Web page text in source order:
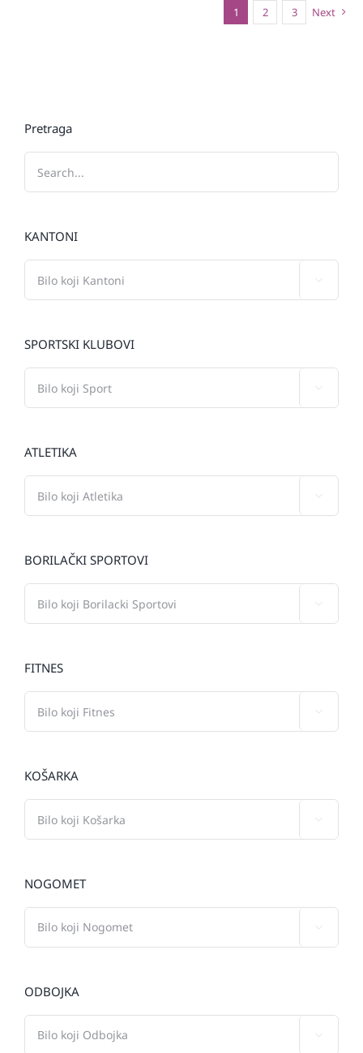
1 2 3 Next
Pretraga
KANTONI
SPORTSKI KLUBOVI
ATLETIKA
BORILAČKI SPORTOVI
FITNES
KOŠARKA
NOGOMET
ODBOJKA